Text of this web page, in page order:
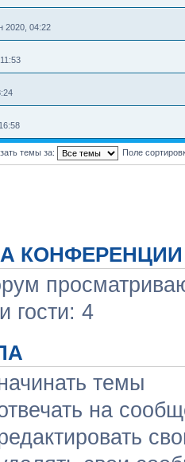
2020, 04:22
темы за: Поле
КОНФЕРЕНЦИИ
гости: 4
темы
на